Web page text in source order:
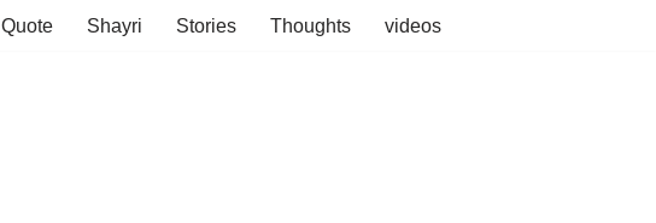
Quote Shayri Stories Thoughts videos